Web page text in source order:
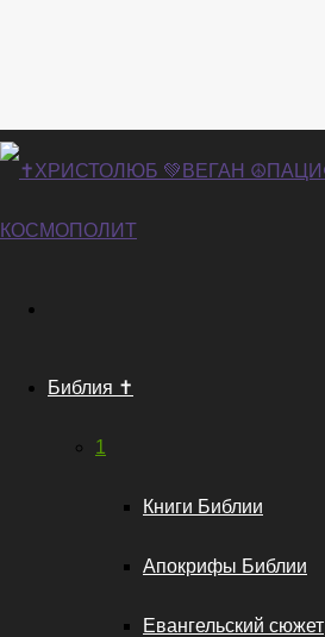
Библия ✝️
1
Книги Библии
Апокрифы Библии
Евангельский сюжет